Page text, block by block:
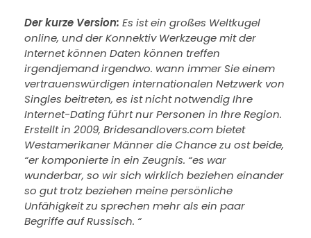
Der kurze Version: Es ist ein großes Weltkugel
online, und der Konnektiv Werkzeuge mit der
Internet können Daten können treffen
irgendjemand irgendwo. wann immer Sie einem
vertrauenswürdigen internationalen Netzwerk von
Singles beitreten, es ist nicht notwendig Ihre
Internet-Dating führt nur Personen in Ihre Region.
Erstellt in 2009, Bridesandlovers.com bietet
Westamerikaner Männer die Chance zu ost beide,
“er komponierte in ein Zeugnis. “es war
wunderbar, so wir sich wirklich beziehen einander
so gut trotz beziehen meine persönliche
Unfähigkeit zu sprechen mehr als ein paar
Begriffe auf Russisch. “